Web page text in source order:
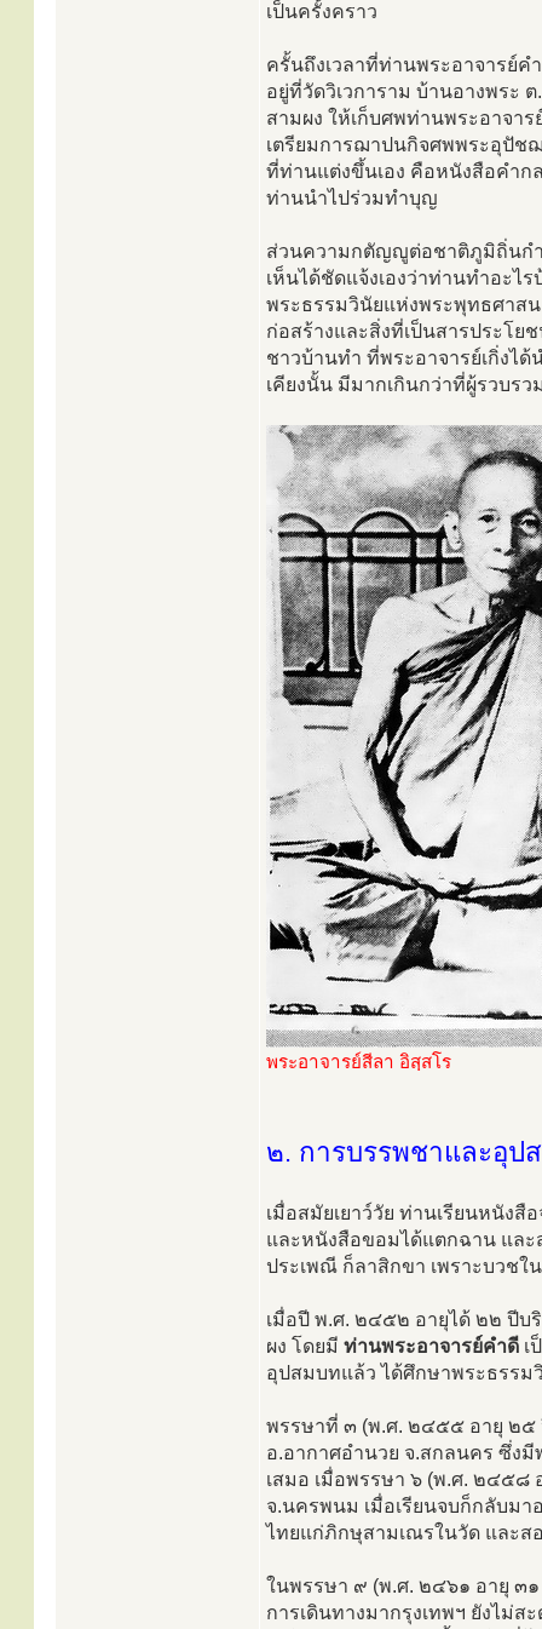
เป็นครั้งคราว
ครั้นถึงเวลาที่ท่านพระอาจารย์
อยู่ที่วัดวิเวการาม บ้านอางพระ
สามผง ให้เก็บศพท่านพระอาจา
เตรียมการฌาปนกิจศพพระอุปัช
ที่ท่านแต่งขึ้นเอง คือหนังสือคำก
ท่านนำไปร่วมทำบุญ
ส่วนความกตัญญูต่อชาติภูมิถิ่นกำ
เห็นได้ชัดแจ้งเองว่าท่านทำอะไ
พระธรรมวินัยแห่งพระพุทธศาส
ก่อสร้างและสิ่งที่เป็นสารประโ
ชาวบ้านทำ ที่พระอาจารย์เกิ่งไ
เคียงนั้น มีมากเกินกว่าที่ผู้รวบร
พระอาจารย์สีลา อิสฺสโร
๒. การบรรพชาและอุป
เมื่อสมัยเยาว์วัย ท่านเรียนหนัง
และหนังสือขอมได้แตกฉาน แล
ประเพณี ก็ลาสิกขา เพราะบวช
เมื่อปี พ.ศ. ๒๔๕๒ อายุได้ ๒๒ ปี
ผง โดยมี ท่านพระอาจารย์คำดี เ
อุปสมบทแล้ว ได้ศึกษาพระธรร
พรรษาที่ ๓ (พ.ศ. ๒๔๕๕ อายุ ๒๕
อ.อากาศอำนวย จ.สกลนคร ซึ่ง
เสมอ เมื่อพรรษา ๖ (พ.ศ. ๒๔๕๘
จ.นครพนม เมื่อเรียนจบก็กลับม
ไทยแก่ภิกษุสามเณรในวัด และส
ในพรรษา ๙ (พ.ศ. ๒๔๖๑ อายุ ๓
การเดินทางมากรุงเทพฯ ยังไม่